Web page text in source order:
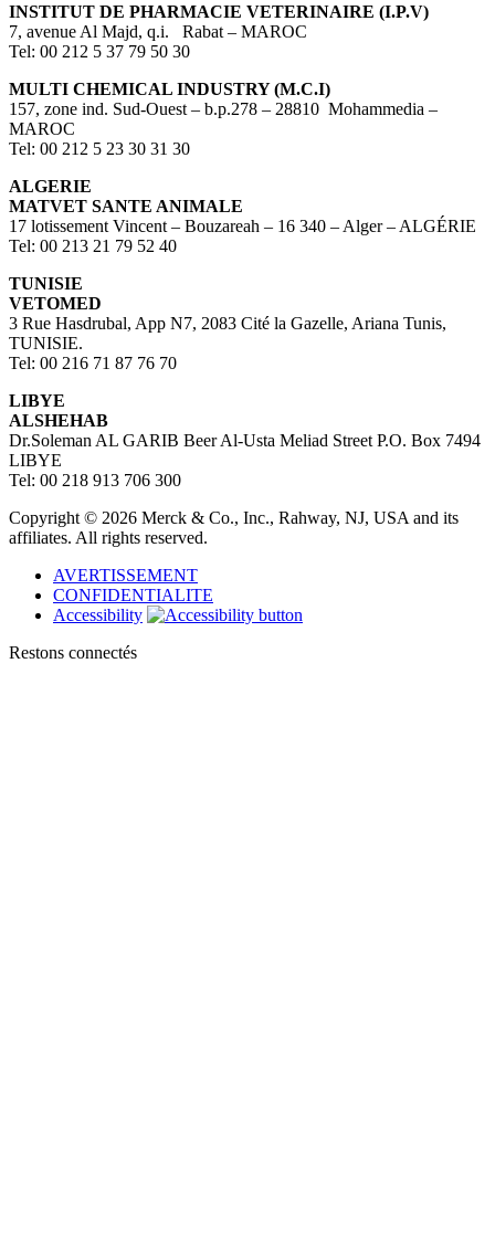
INSTITUT DE PHARMACIE VETERINAIRE (I.P.V)
7, avenue Al Majd, q.i. Rabat – MAROC
Tel: 00 212 5 37 79 50 30
MULTI CHEMICAL INDUSTRY (M.C.I)
157, zone ind. Sud-Ouest – b.p.278 – 28810 Mohammedia –
MAROC
Tel: 00 212 5 23 30 31 30
ALGERIE
MATVET SANTE ANIMALE
17 lotissement Vincent – Bouzareah – 16 340 – Alger – ALGÉRIE
Tel: 00 213 21 79 52 40
TUNISIE
VETOMED
3 Rue Hasdrubal, App N7, 2083 Cité la Gazelle, Ariana Tunis,
TUNISIE.
Tel: 00 216 71 87 76 70
LIBYE
ALSHEHAB
Dr.Soleman AL GARIB Beer Al-Usta Meliad Street P.O. Box 7494
LIBYE
Tel: 00 218 913 706 300
Copyright © 2026 Merck & Co., Inc., Rahway, NJ, USA and its
affiliates. All rights reserved.
AVERTISSEMENT
CONFIDENTIALITE
Accessibility
Restons connectés